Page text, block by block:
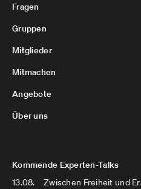
Fragen
Gruppen
Mitglieder
Mitmachen
Angebote
Über uns
Kommende Experten-Talks
13.08.
Zwischen Freiheit und